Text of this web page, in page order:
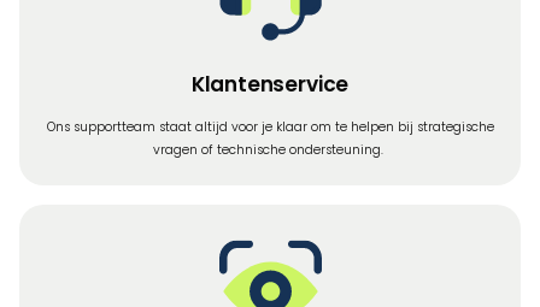
Klantenservice
Ons supportteam staat altijd voor je klaar om te helpen bij strategische
vragen of technische ondersteuning.